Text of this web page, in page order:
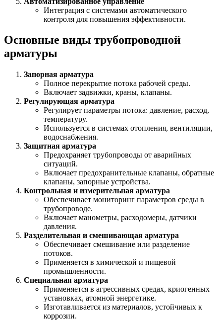
Интеграция с системами автоматического
контроля для повышения эффективности.
Основные виды трубопроводной
арматуры
Запорная арматура
Полное перекрытие потока рабочей среды.
Включает задвижки, краны, клапаны.
Регулирующая арматура
Регулирует параметры потока: давление, расход,
температуру.
Используется в системах отопления, вентиляции,
водоснабжения.
Защитная арматура
Предохраняет трубопроводы от аварийных
ситуаций.
Включает предохранительные клапаны, обратные
клапаны, запорные устройства.
Контрольная и измерительная арматура
Обеспечивает мониторинг параметров среды в
трубопроводе.
Включает манометры, расходомеры, датчики
давления.
Разделительная и смешивающая арматура
Обеспечивает смешивание или разделение
потоков.
Применяется в химической и пищевой
промышленности.
Специальная арматура
Применяется в агрессивных средах, криогенных
установках, атомной энергетике.
Изготавливается из материалов, устойчивых к
коррозии.